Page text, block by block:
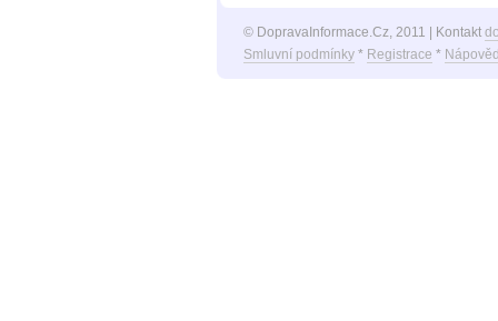
© DopravaInformace.Cz, 2011 | Kontakt
Smluvní podmínky* Registrace *